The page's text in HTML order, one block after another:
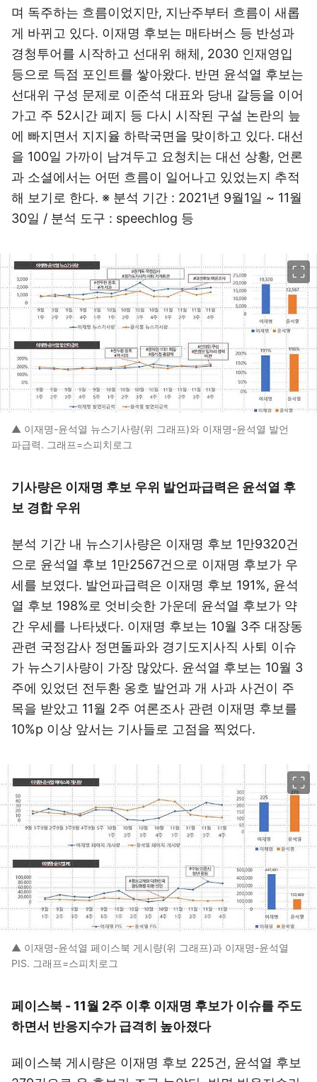
며 독주하는 흐름이었지만, 지난주부터 흐름이 새롭
게 바뀌고 있다. 이재명 후보는 매타버스 등 반성과
경청투어를 시작하고 선대위 해체, 2030 인재영입
등으로 득점 포인트를 쌓아왔다. 반면 윤석열 후보는
선대위 구성 문제로 이준석 대표와 당내 갈등을 이어
가고 주 52시간 폐지 등 다시 시작된 구설 논란의 늪
에 빠지면서 지지율 하락국면을 맞이하고 있다. 대선
을 100일 가까이 남겨두고 요청치는 대선 상황, 언론
과 소셜에서는 어떤 흐름이 일어나고 있었는지 추적
해 보기로 한다. ※ 분석 기간 : 2021년 9월1일 ~ 11월
30일 / 분석 도구 : speechlog 등
▲ 이재명-윤석열 뉴스기사량(위 그래프)와 이재명-윤석열 발언
파급력. 그래프=스피치로그
기사량은 이재명 후보 우위 발언파급력은 윤석열 후
보 경합 우위
분석 기간 내 뉴스기사량은 이재명 후보 1만9320건
으로 윤석열 후보 1만2567건으로 이재명 후보가 우
세를 보였다. 발언파급력은 이재명 후보 191%, 윤석
열 후보 198%로 엇비슷한 가운데 윤석열 후보가 약
간 우세를 나타냈다. 이재명 후보는 10월 3주 대장동
관련 국정감사 정면돌파와 경기도지사직 사퇴 이슈
가 뉴스기사량이 가장 많았다. 윤석열 후보는 10월 3
주에 있었던 전두환 옹호 발언과 개 사과 사건이 주
목을 받았고 11월 2주 여론조사 관련 이재명 후보를
10%p 이상 앞서는 기사들로 고점을 찍었다.
▲ 이재명-윤석열 페이스북 게시량(위 그래프)과 이재명-윤석열
PIS. 그래프=스피치로그
페이스북 - 11월 2주 이후 이재명 후보가 이슈를 주도
하면서 반응지수가 급격히 높아졌다
페이스북 게시량은 이재명 후보 225건, 윤석열 후보